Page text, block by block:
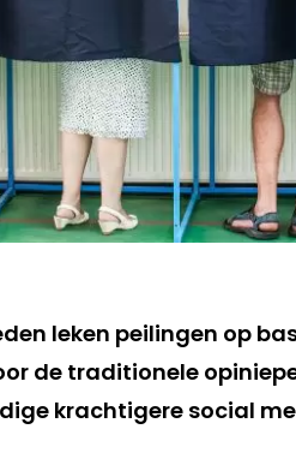
leken peilingen op
de traditionele
krachtigere social